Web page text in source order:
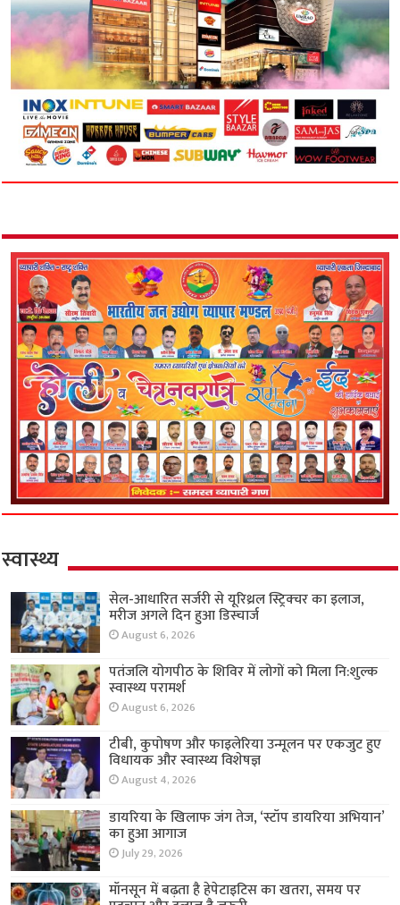
स्वास्थ्य
सेल-आधारित सर्जरी से यूरिथ्रल स्ट्रिक्चर का इलाज,
मरीज अगले दिन हुआ डिस्चार्ज
August 6, 2026
पतंजलि योगपीठ के शिविर में लोगों को मिला नि:शुल्क
स्वास्थ्य परामर्श
August 6, 2026
टीबी, कुपोषण और फाइलेरिया उन्मूलन पर एकजुट हुए
विधायक और स्वास्थ्य विशेषज्ञ
August 4, 2026
डायरिया के खिलाफ जंग तेज, ‘स्टॉप डायरिया अभियान’
का हुआ आगाज
July 29, 2026
मॉनसून में बढ़ता है हेपेटाइटिस का खतरा, समय पर